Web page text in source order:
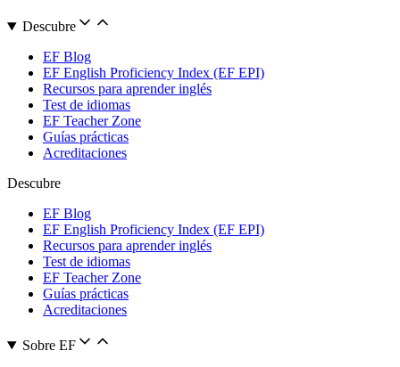
Descubre
EF Blog
EF English Proficiency Index (EF EPI)
Recursos para aprender inglés
Test de idiomas
EF Teacher Zone
Guías prácticas
Acreditaciones
Descubre
EF Blog
EF English Proficiency Index (EF EPI)
Recursos para aprender inglés
Test de idiomas
EF Teacher Zone
Guías prácticas
Acreditaciones
Sobre EF